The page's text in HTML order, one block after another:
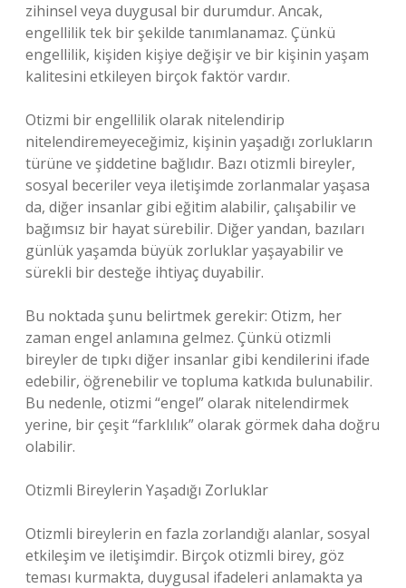
zihinsel veya duygusal bir durumdur. Ancak,
engellilik tek bir şekilde tanımlanamaz. Çünkü
engellilik, kişiden kişiye değişir ve bir kişinin yaşam
kalitesini etkileyen birçok faktör vardır.
Otizmi bir engellilik olarak nitelendirip
nitelendiremeyeceğimiz, kişinin yaşadığı zorlukların
türüne ve şiddetine bağlıdır. Bazı otizmli bireyler,
sosyal beceriler veya iletişimde zorlanmalar yaşasa
da, diğer insanlar gibi eğitim alabilir, çalışabilir ve
bağımsız bir hayat sürebilir. Diğer yandan, bazıları
günlük yaşamda büyük zorluklar yaşayabilir ve
sürekli bir desteğe ihtiyaç duyabilir.
Bu noktada şunu belirtmek gerekir: Otizm, her
zaman engel anlamına gelmez. Çünkü otizmli
bireyler de tıpkı diğer insanlar gibi kendilerini ifade
edebilir, öğrenebilir ve topluma katkıda bulunabilir.
Bu nedenle, otizmi “engel” olarak nitelendirmek
yerine, bir çeşit “farklılık” olarak görmek daha doğru
olabilir.
Otizmli Bireylerin Yaşadığı Zorluklar
Otizmli bireylerin en fazla zorlandığı alanlar, sosyal
etkileşim ve iletişimdir. Birçok otizmli birey, göz
teması kurmakta, duygusal ifadeleri anlamakta ya